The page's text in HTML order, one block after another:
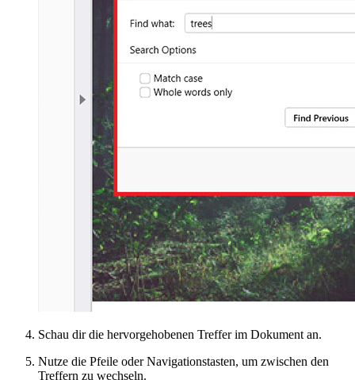
Schau dir die hervorgehobenen Treffer im Dokument an.
Nutze die Pfeile oder Navigationstasten, um zwischen den
Treffern zu wechseln.